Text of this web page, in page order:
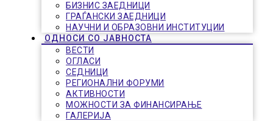
БИЗНИС ЗАЕДНИЦИ
ГРАЃАНСКИ ЗАЕДНИЦИ
НАУЧНИ И ОБРАЗОВНИ ИНСТИТУЦИИ
ОДНОСИ СО ЈАВНОСТА
ВЕСТИ
ОГЛАСИ
СЕДНИЦИ
РЕГИОНАЛНИ ФОРУМИ
АКТИВНОСТИ
МОЖНОСТИ ЗА ФИНАНСИРАЊЕ
ГАЛЕРИЈА